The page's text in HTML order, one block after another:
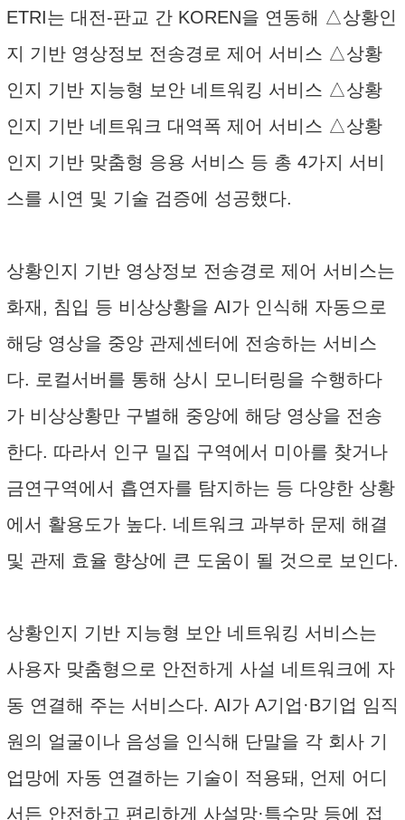
ETRI는 대전-판교 간 KOREN을 연동해 △상황인
지 기반 영상정보 전송경로 제어 서비스 △상황
인지 기반 지능형 보안 네트워킹 서비스 △상황
인지 기반 네트워크 대역폭 제어 서비스 △상황
인지 기반 맞춤형 응용 서비스 등 총 4가지 서비
스를 시연 및 기술 검증에 성공했다.
상황인지 기반 영상정보 전송경로 제어 서비스는
화재, 침입 등 비상상황을 AI가 인식해 자동으로
해당 영상을 중앙 관제센터에 전송하는 서비스
다. 로컬서버를 통해 상시 모니터링을 수행하다
가 비상상황만 구별해 중앙에 해당 영상을 전송
한다. 따라서 인구 밀집 구역에서 미아를 찾거나
금연구역에서 흡연자를 탐지하는 등 다양한 상황
에서 활용도가 높다. 네트워크 과부하 문제 해결
및 관제 효율 향상에 큰 도움이 될 것으로 보인다.
상황인지 기반 지능형 보안 네트워킹 서비스는
사용자 맞춤형으로 안전하게 사설 네트워크에 자
동 연결해 주는 서비스다. AI가 A기업·B기업 임직
원의 얼굴이나 음성을 인식해 단말을 각 회사 기
업망에 자동 연결하는 기술이 적용돼, 언제 어디
서든 안전하고 편리하게 사설망·특수망 등에 접